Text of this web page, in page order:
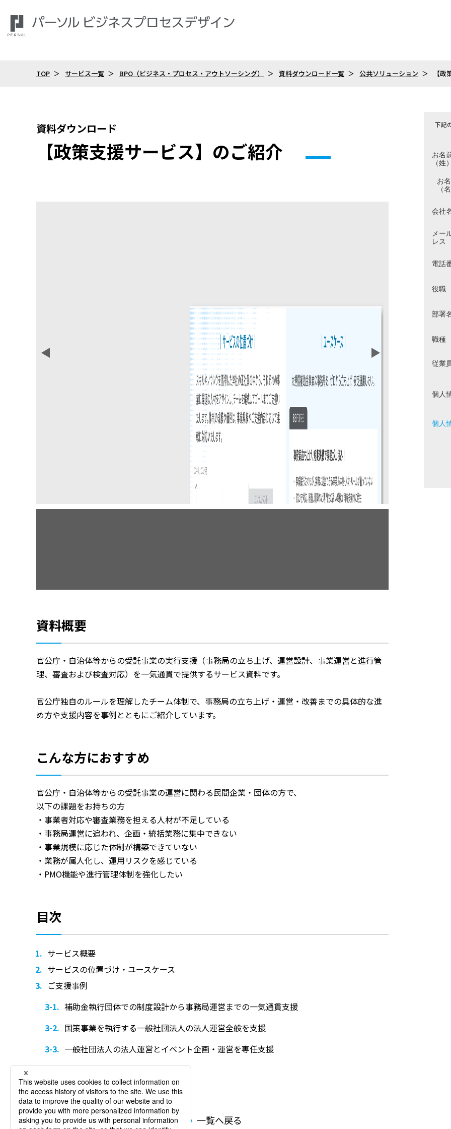
TOP サービス一覧 BPO（ビジネス・プロセス・アウトソーシング） 資料ダウンロード一覧 公共ソリューション 【
資料ダウンロード
【政策支援サービス】のご紹介
資料概要
官公庁・自治体等からの受託事業の実行支援（事務局の立ち上げ、運営設計、事業運営と進行管
理、審査および検査対応）を一気通貫で提供するサービス資料です。
官公庁独自のルールを理解したチーム体制で、事務局の立ち上げ・運営・改善までの具体的な進
め方や支援内容を事例とともにご紹介しています。
こんな方におすすめ
官公庁・自治体等からの受託事業の運営に関わる民間企業・団体の方で、
以下の課題をお持ちの方
・事業者対応や審査業務を担える人材が不足している
・事務局運営に追われ、企画・統括業務に集中できない
・事業規模に応じた体制が構築できていない
・業務が属人化し、運用リスクを感じている
・PMO機能や進行管理体制を強化したい
目次
サービス概要
サービスの位置づけ・ユースケース
ご支援事例
補助金執行団体での制度設計から事務局運営までの一気通貫支援
国策事業を執行する一般社団法人の法人運営全般を支援
一般社団法人の法人運営とイベント企画・運営を専任支援
一覧へ戻る
下記
お名
（姓
お
（
会社
メー
レス
電話
役職
部署
職種
従業
個人
個人